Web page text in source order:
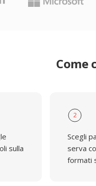
Come
sulla
2
Scegli
serva
formati